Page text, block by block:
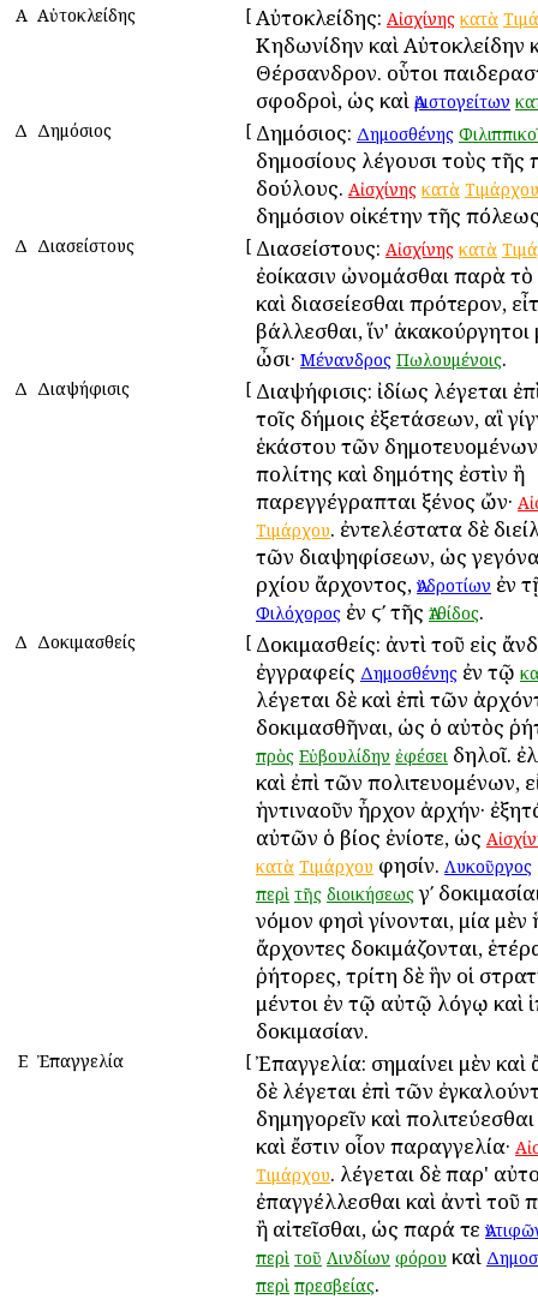
Α Αὐτοκλείδης [ Αὐτοκλείδης: Αἰσχίνης κατὰ
Κηδωνίδην καὶ Αὐτοκλείδην
Θέρσανδρον. οὗτοι
σφοδροὶ, ὡς καὶ Ἀριστογείτων
Δ Δημόσιος [ Δημόσιος: Δημοσθένης
δημοσίους λέγουσι τοὺς τῆς
δούλους. Αἰσχίνης κατὰ Τιμάρχου
δημόσιον οἰκέτην τῆς
Δ Διασείστους [ Διασείστους: Αἰσχίνης κατὰ
ἐοίκασιν ὠνομάσθαι παρὰ τὸ
καὶ διασείεσθαι πρότερον,
βάλλεσθαι, ἵν'
ὦσι· Μένανδρος Πωλουμένοις.
Δ Διαψήφισις [ Διαψήφισις: ἰδίως λέγεται
τοῖς δήμοις ἐξετάσεων, αἳ
ἑκάστου τῶν
πολίτης καὶ δημότης ἐστὶν ἢ
παρεγγέγραπται ξένος ὤν·
Τιμάρχου. ἐντελέστατα δὲ
τῶν διαψηφίσεων, ὡς
Ἀρχίου ἄρχοντος,Ἀνδροτίων ἐν
Φιλόχορος ἐν ϛʹ τῆς Ἀτθίδος.
Δ Δοκιμασθείς [ Δοκιμασθείς: ἀντὶ τοῦ εἰς
ἐγγραφείς Δημοσθένης ἐν τῷ
λέγεται δὲ καὶ ἐπὶ τῶν
δοκιμασθῆναι, ὡς ὁ αὐτὸς
πρὸς Εὐβουλίδην ἐφέσει δηλοῖ.
καὶ ἐπὶ τῶν πολιτευομένων,
ἡντιναοῦν ἦρχον ἀρχήν·
αὐτῶν ὁ βίος ἐνίοτε, ὡς
κατὰ Τιμάρχου φησίν. Λυκοῦργος
περὶ τῆς διοικήσεωςγʹ
νόμον φησὶ γίνονται, μία μὲν
ἄρχοντες δοκιμάζονται,
ῥήτορες, τρίτη δὲ ἣν οἱ
μέντοι ἐν τῷ αὐτῷ λόγῳ καὶ
δοκιμασίαν.
Ε Ἐπαγγελία [ Ἐπαγγελία: σημαίνει μὲν καὶ
δὲ λέγεται ἐπὶ τῶν
δημηγορεῖν καὶ
καὶ ἔστιν οἷον παραγγελία·
Τιμάρχου. λέγεται δὲ παρ'
ἐπαγγέλλεσθαι καὶ ἀντὶ τοῦ
ἢ αἰτεῖσθαι, ὡς παρά τε
περὶ τοῦ Λινδίων φόρου καὶ
περὶ πρεσβείας.